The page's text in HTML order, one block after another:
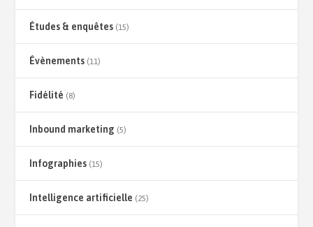
Études & enquêtes (15)
Évènements (11)
Fidélité (8)
Inbound marketing (5)
Infographies (15)
Intelligence artificielle (25)